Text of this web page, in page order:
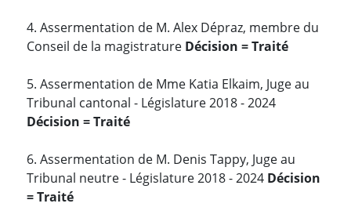
4. Assermentation de M. Alex Dépraz, membre du
Conseil de la magistrature Décision = Traité
5. Assermentation de Mme Katia Elkaim, Juge au
Tribunal cantonal - Législature 2018 - 2024
Décision = Traité
6. Assermentation de M. Denis Tappy, Juge au
Tribunal neutre - Législature 2018 - 2024 Décision
= Traité